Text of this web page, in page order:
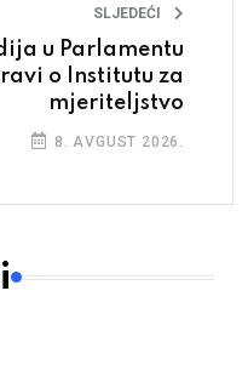
SLJEDEĆI
u Parlamentu
o Institutu za
mjeriteljstvo
8. AVGUST 2026.